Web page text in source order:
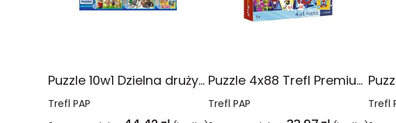
Puzzle 10w1 Dzielna drużyna Psiego Patrolu 96012
Trefl PAP
Puzzle 4x88 Trefl Premium Plus Kids Pajęczy dzień Spidey 34696
Trefl PAP Trefl